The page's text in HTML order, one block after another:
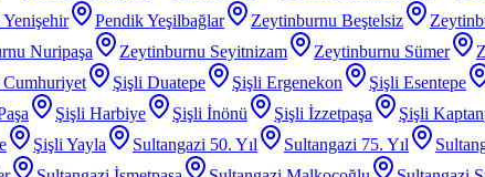
Pendik Yeşilbağlar Zeytinburnu Beştelsiz
Nuripaşa Zeytinburnu Seyitnizam Zeytinburnu Sümer
Cumhuriyet Şişli Duatepe Şişli Ergenekon Şişli Esentepe
Şişli Harbiye Şişli İnönü Şişli İzzetpaşa Şişli
Şişli Yayla Sultangazi 50. Yıl Sultangazi 75. Yıl